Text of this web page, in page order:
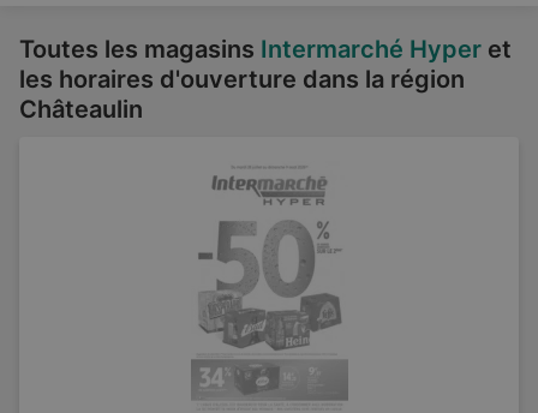
Toutes les magasins Intermarché Hyper et
les horaires d'ouverture dans la région
Châteaulin